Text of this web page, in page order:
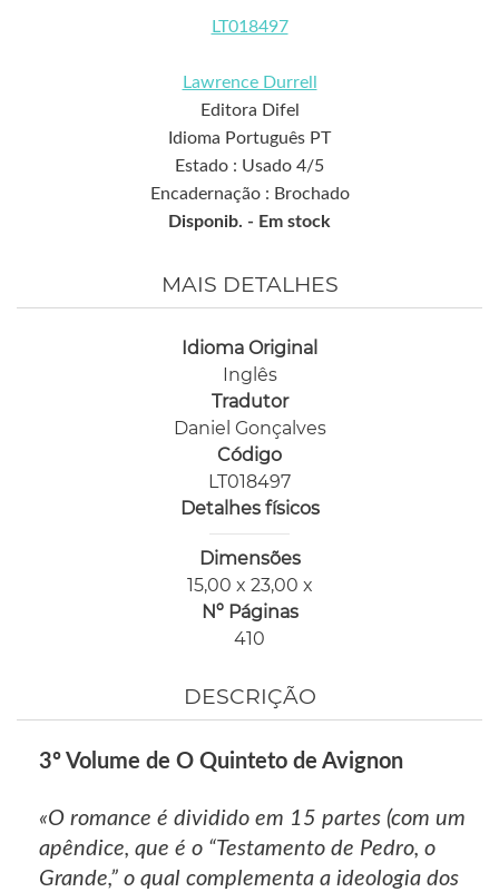
LT018497
Lawrence Durrell
Editora Difel
Idioma Português PT
Estado : Usado 4/5
Encadernação : Brochado
Disponib. - Em stock
MAIS DETALHES
Idioma Original
Inglês
Tradutor
Daniel Gonçalves
Código
LT018497
Detalhes físicos
Dimensões
15,00 x 23,00 x
Nº Páginas
410
DESCRIÇÃO
3º Volume de O Quinteto de Avignon
«O romance é dividido em 15 partes (com um
apêndice, que é o “Testamento de Pedro, o
Grande,” o qual complementa a ideologia dos